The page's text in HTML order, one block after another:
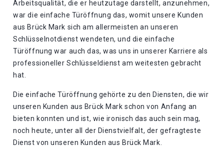
Arbeitsqualität, die er heutzutage darstellt, anzunehmen,
war die einfache Türöffnung das, womit unsere Kunden
aus Brück Mark sich am allermeisten an unseren
Schlüsselnotdienst wendeten, und die einfache
Türöffnung war auch das, was uns in unserer Karriere als
professioneller Schlüsseldienst am weitesten gebracht
hat.
Die einfache Türöffnung gehörte zu den Diensten, die wir
unseren Kunden aus Brück Mark schon von Anfang an
bieten konnten und ist, wie ironisch das auch sein mag,
noch heute, unter all der Dienstvielfalt, der gefragteste
Dienst von unseren Kunden aus Brück Mark.